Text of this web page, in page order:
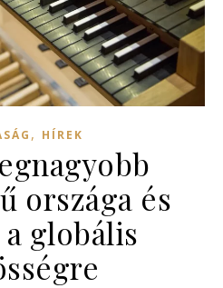
, HÍREK
országa és
globális